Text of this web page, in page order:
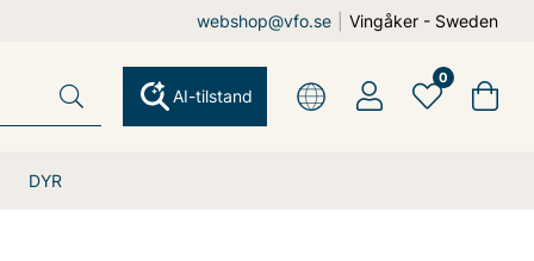
webshop@vfo.se Vingåker - Sweden
DYR
AI-tilstand
0